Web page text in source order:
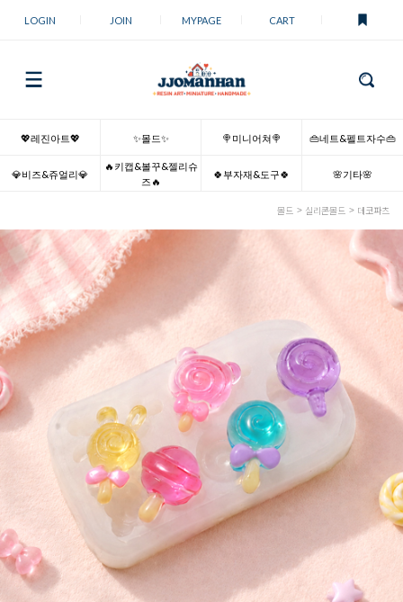
LOGIN JOIN MYPAGE CART
💖레진아트💖 ✨몰드✨ 🍭미니어쳐🍭 👜네트&펠트자수👜
💎비즈&쥬얼리💎
🔥키캡&볼꾸&젤리슈
즈🔥
🍀부자재&도구🍀 🌸기타🌸
몰드 실리콘몰드 데코파츠